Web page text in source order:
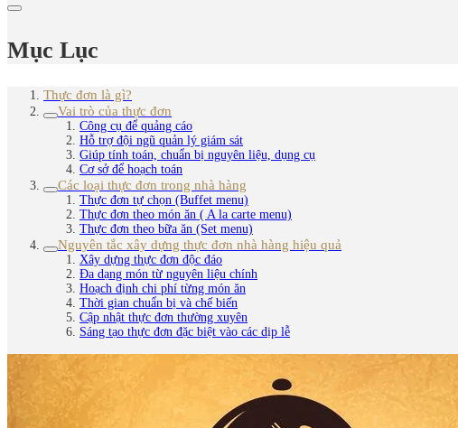
Mục Lục
Thực đơn là gì?
Vai trò của thực đơn
Công cụ để quảng cáo
Hỗ trợ đội ngũ quản lý giám sát
Giúp tính toán, chuẩn bị nguyên liệu, dụng cụ
Cơ sở để hoạch toán
Các loại thực đơn trong nhà hàng
Thực đơn tự chọn (Buffet menu)
Thực đơn theo món ăn ( A la carte menu)
Thực đơn theo bữa ăn (Set menu)
Nguyên tắc xây dựng thực đơn nhà hàng hiệu quả
Xây dựng thực đơn độc đáo
Đa dạng món từ nguyên liệu chính
Hoạch định chi phí từng món ăn
Thời gian chuẩn bị và chế biến
Cập nhật thực đơn thường xuyên
Sáng tạo thực đơn đặc biệt vào các dịp lễ